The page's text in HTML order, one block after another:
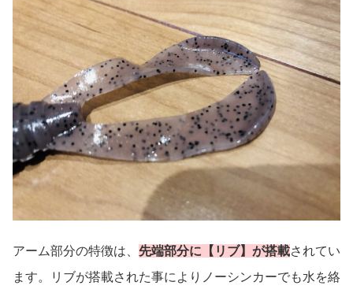
アーム部分の特徴は、 先端部分に【リブ】が搭載されてい
ます。リブが搭載された事によりノーシンカーでも水を絡